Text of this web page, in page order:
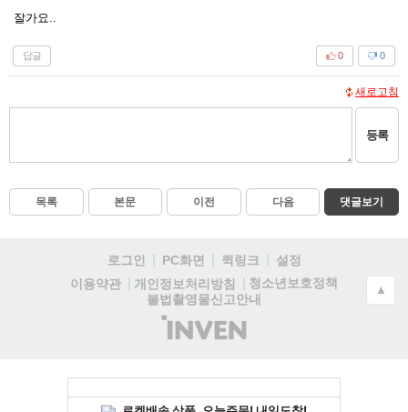
잘가요..
답글 0
0
새로고침
등록
목록 본문 이전 다음 댓글보기
로그인 PC화면 퀵링크
설정
이용약관
개인정보처리방침
청소년보호정책
불법촬영물신고안내
(주)
인
▲